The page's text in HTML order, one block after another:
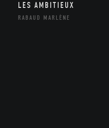
LES AMBITIEUX
RABAUD MARLÈNE